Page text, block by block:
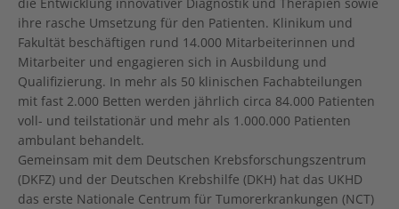
ihre rasche Umsetzung für den Patienten. Klinikum und
Fakultät beschäftigen rund 14.000 Mitarbeiterinnen und
Mitarbeiter und engagieren sich in Ausbildung und
Qualifizierung. In mehr als 50 klinischen Fachabteilungen
mit fast 2.000 Betten werden jährlich circa 84.000 Patienten
voll- und teilstationär und mehr als 1.000.000 Patienten
ambulant behandelt.
Gemeinsam mit dem Deutschen Krebsforschungszentrum
(DKFZ) und der Deutschen Krebshilfe (DKH) hat das UKHD
das erste Nationale Centrum für Tumorerkrankungen (NCT)